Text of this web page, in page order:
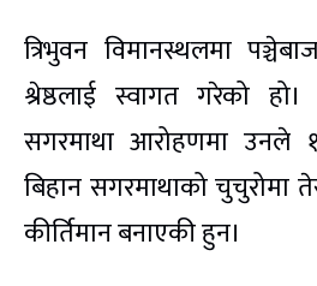
त्रिभुवन विमानस्थलमा
श्रेष्ठलाई स्वागत गरेको
सगरमाथा आरोहणमा उनले
बिहान सगरमाथाको चुचुरोमा
कीर्तिमान बनाएकी हुन।